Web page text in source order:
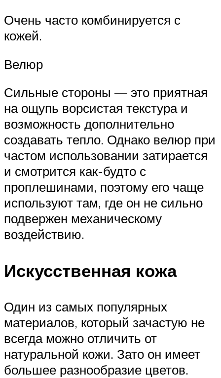
Очень часто комбинируется с
кожей.
Велюр
Сильные стороны — это приятная
на ощупь ворсистая текстура и
возможность дополнительно
создавать тепло. Однако велюр при
частом использовании затирается
и смотрится как-будто с
проплешинами, поэтому его чаще
используют там, где он не сильно
подвержен механическому
воздействию.
Искусственная кожа
Один из самых популярных
материалов, который зачастую не
всегда можно отличить от
натуральной кожи. Зато он имеет
большее разнообразие цветов.